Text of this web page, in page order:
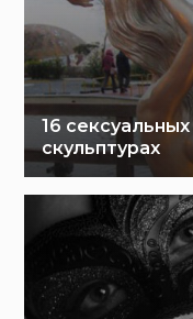
16
скульптурах